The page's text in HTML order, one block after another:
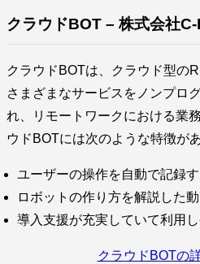
クラウドBOT – 株式会社C-
クラウドBOTは、クラウド型の
さまざまなサービスをノンプロ
れ、リモートワークにおける業
ウドBOTには次のような特徴が
ユーザーの操作を自動で記録
ロボットの作り方を解説した
導入支援が充実していて利用
クラウドBOTの